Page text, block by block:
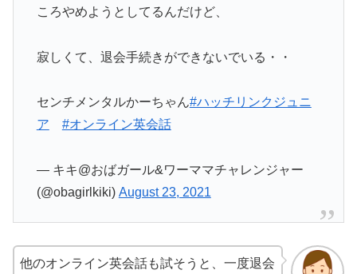
ころやめようとしてるんだけど、
寂しくて、退会手続きができないでいる・・
センチメンタルかーちゃん#ハッチリンクジュニ
ア
#オンライン英会話
— キキ@おばガール&ワーママチャレンジャー
(@obagirlkiki) August 23, 2021
他のオンライン英会話も試そうと、一度退会